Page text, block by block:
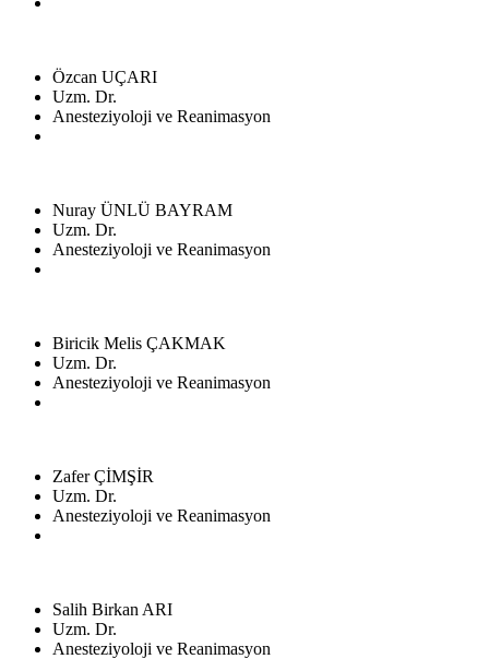
Özcan UÇARI
Uzm. Dr.
Anesteziyoloji ve Reanimasyon
Nuray ÜNLÜ BAYRAM
Uzm. Dr.
Anesteziyoloji ve Reanimasyon
Biricik Melis ÇAKMAK
Uzm. Dr.
Anesteziyoloji ve Reanimasyon
Zafer ÇİMŞİR
Uzm. Dr.
Anesteziyoloji ve Reanimasyon
Salih Birkan ARI
Uzm. Dr.
Anesteziyoloji ve Reanimasyon